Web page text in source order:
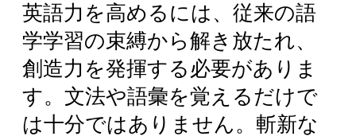
英語力を高めるには、従来の語
学学習の束縛から解き放たれ、
創造力を発揮する必要がありま
す。文法や語彙を覚えるだけで
は十分ではありません。斬新な